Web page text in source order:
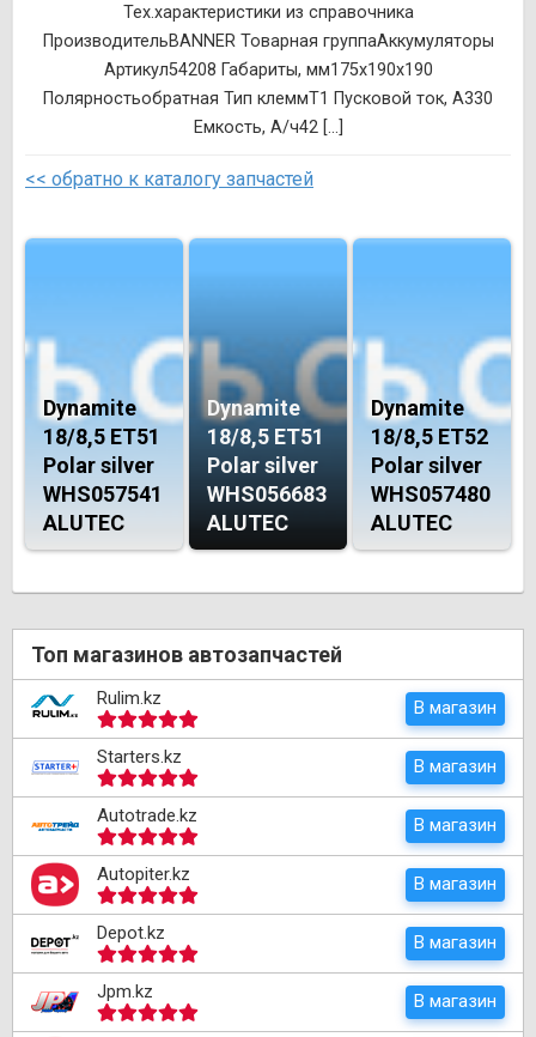
Тех.характеристики из справочника
ПроизводительBANNER Товарная группаАккумуляторы
Артикул54208 Габариты, мм175x190x190
Полярностьобратная Тип клеммT1 Пусковой ток, А330
Емкость, А/ч42 [...]
<< обратно к каталогу запчастей
Dynamite
18/8,5 ET51
Polar silver
WHS057541
ALUTEC
Dynamite
18/8,5 ET51
Polar silver
WHS056683
ALUTEC
Dynamite
18/8,5 ET52
Polar silver
WHS057480
ALUTEC
Топ магазинов автозапчастей
Rulim.kz В магазин
Starters.kz В магазин
Autotrade.kz В магазин
Autopiter.kz В магазин
Depot.kz В магазин
Jpm.kz В магазин